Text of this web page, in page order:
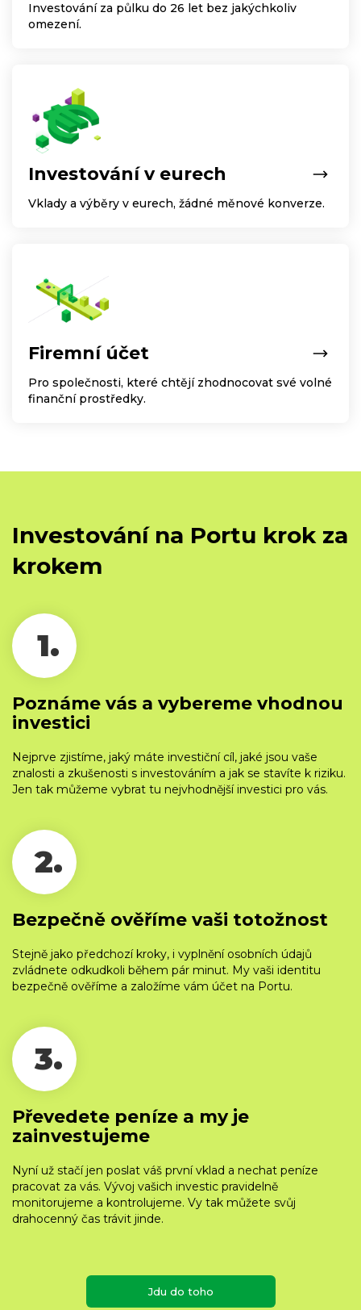
Investování za půlku do 26 let bez jakýchkoliv
omezení.
Investování v eurech
Vklady a výběry v eurech, žádné měnové konverze.
Firemní účet
Pro společnosti, které chtějí zhodnocovat své volné
finanční prostředky.
Investování na Portu krok za
krokem
1.
Poznáme vás a vybereme vhodnou
investici
Nejprve zjistíme, jaký máte investiční cíl, jaké jsou vaše
znalosti a zkušenosti s investováním a jak se stavíte k riziku.
Jen tak můžeme vybrat tu nejvhodnější investici pro vás.
2.
Bezpečně ověříme vaši totožnost
Stejně jako předchozí kroky, i vyplnění osobních údajů
zvládnete odkudkoli během pár minut. My vaši identitu
bezpečně ověříme a založíme vám účet na Portu.
3.
Převedete peníze a my je
zainvestujeme
Nyní už stačí jen poslat váš první vklad a nechat peníze
pracovat za vás. Vývoj vašich investic pravidelně
monitorujeme a kontrolujeme. Vy tak můžete svůj
drahocenný čas trávit jinde.
Jdu do toho